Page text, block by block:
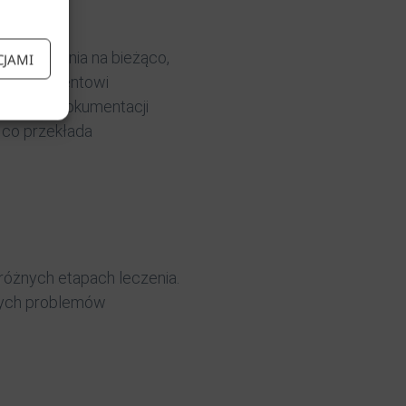
leczenia na bieżąco,
pacjentowi
takiej dokumentacji
przekłada
etapach leczenia.
problemów